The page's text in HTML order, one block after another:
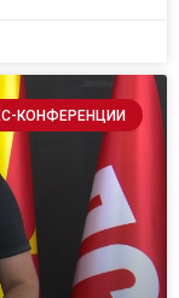
КОНФЕРЕНЦИИ